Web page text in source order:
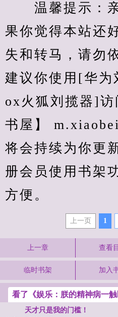
温馨提示：亲
果你觉得本站还
失和转马，请勿
建议你使用[华
ox火狐刘揽器]访
书屋】
将会持续为你更
册会员使用书架
方便。
上一页 1
上一章 查看
临时书架 加入
看了《娱乐：朕的精神病一
天才只是我的门槛！